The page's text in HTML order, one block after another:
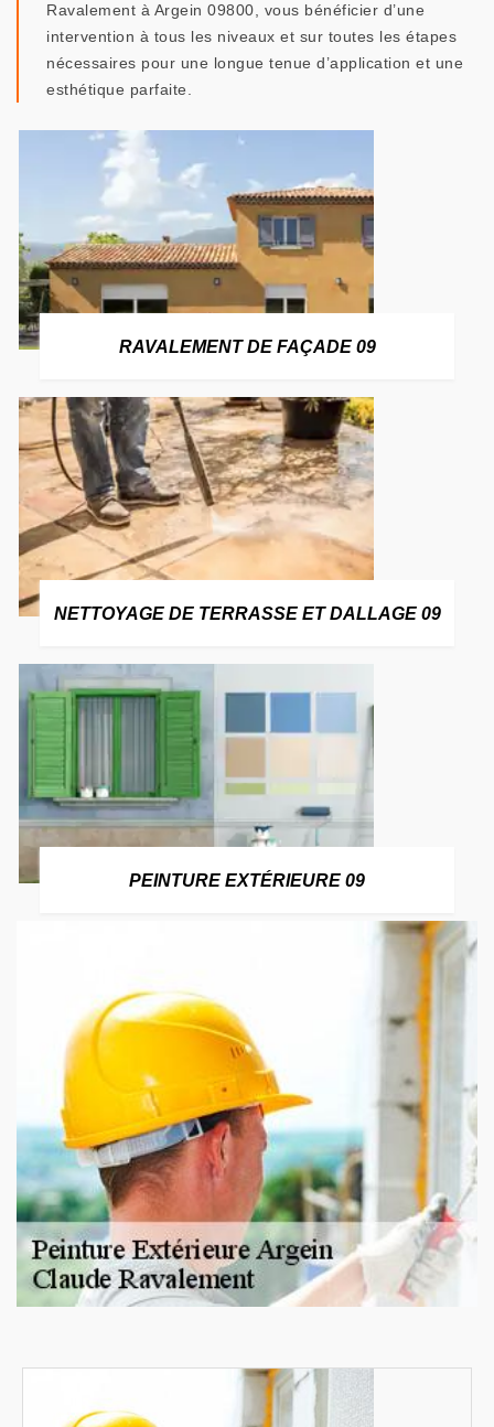
Ravalement à Argein 09800, vous bénéficier d’une
intervention à tous les niveaux et sur toutes les étapes
nécessaires pour une longue tenue d’application et une
esthétique parfaite.
RAVALEMENT DE FAÇADE 09
NETTOYAGE DE TERRASSE ET DALLAGE 09
PEINTURE EXTÉRIEURE 09